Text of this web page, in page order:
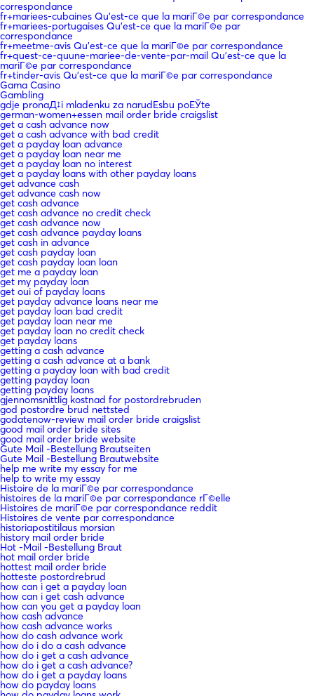
correspondance
fr+mariees-cubaines Qu'est-ce que la mariГ©e par correspondance
fr+mariees-portugaises Qu'est-ce que la mariГ©e par
correspondance
fr+meetme-avis Qu'est-ce que la mariГ©e par correspondance
fr+quest-ce-quune-mariee-de-vente-par-mail Qu'est-ce que la
mariГ©e par correspondance
fr+tinder-avis Qu'est-ce que la mariГ©e par correspondance
Gama Casino
Gambling
gdje pronaД‡i mladenku za narudЕѕbu poЕЎte
german-women+essen mail order bride craigslist
get a cash advance now
get a cash advance with bad credit
get a payday loan advance
get a payday loan near me
get a payday loan no interest
get a payday loans with other payday loans
get advance cash
get advance cash now
get cash advance
get cash advance no credit check
get cash advance now
get cash advance payday loans
get cash in advance
get cash payday loan
get cash payday loan loan
get me a payday loan
get my payday loan
get oui of payday loans
get payday advance loans near me
get payday loan bad credit
get payday loan near me
get payday loan no credit check
get payday loans
getting a cash advance
getting a cash advance at a bank
getting a payday loan with bad credit
getting payday loan
getting payday loans
gjennomsnittlig kostnad for postordrebruden
god postordre brud nettsted
godatenow-review mail order bride craigslist
good mail order bride sites
good mail order bride website
Gute Mail -Bestellung Brautseiten
Gute Mail -Bestellung Brautwebsite
help me write my essay for me
help to write my essay
Histoire de la mariГ©e par correspondance
histoires de la mariГ©e par correspondance rГ©elle
Histoires de mariГ©e par correspondance reddit
Histoires de vente par correspondance
historiapostitilaus morsian
history mail order bride
Hot -Mail -Bestellung Braut
hot mail order bride
hottest mail order bride
hotteste postordrebrud
how can i get a payday loan
how can i get cash advance
how can you get a payday loan
how cash advance
how cash advance works
how do cash advance work
how do i do a cash advance
how do i get a cash advance
how do i get a cash advance?
how do i get a payday loans
how do payday loans